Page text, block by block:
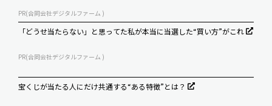
PR(合同会社デジタルファーム )
「どうせ当たらない」と思ってた私が本当に当選した“買い方”がこれ
PR(合同会社デジタルファーム )
宝くじが当たる人にだけ共通する“ある特徴”とは？